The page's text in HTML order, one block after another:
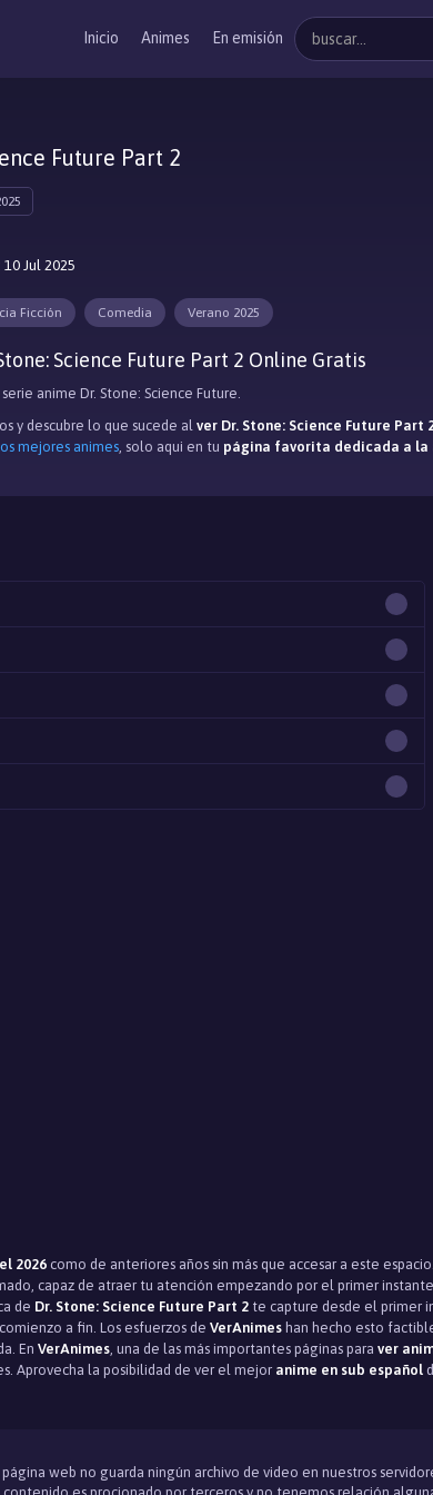
Inicio Animes En emisión
Future Part 2
10 Jul 2025
Ficción Comedia Verano 2025
Science Future Part 2 Online Gratis
anime Dr. Stone: Science Future.
y descubre lo que sucede al ver Dr. Stone: Science Future Part
mejores animes, solo aqui en tu página favorita dedicada a la
2026 como de anteriores años sin más que accesar a este
capaz de atraer tu atención empezando por el primer
de Dr. Stone: Science Future Part 2 te capture desde el primer
a fin. Los esfuerzos de VerAnimes han hecho esto
En VerAnimes, una de las más importantes páginas para ver
Aprovecha la posibilidad de ver el mejor anime en sub español
web no guarda ningún archivo de video en nuestros